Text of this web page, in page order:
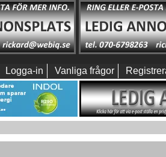
Logga-in Vanliga frågor